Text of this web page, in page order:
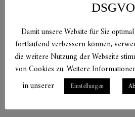
DSGVO
Damit unsere Website für Sie
fortlaufend verbessern können,
die weitere Nutzung der Webseite
von Cookies zu. Weitere
in unserer
Einstellungen